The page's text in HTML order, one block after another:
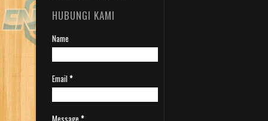
HUBUNGI KAMI
Name
Email*
Message *